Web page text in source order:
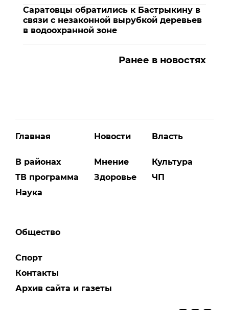
Саратовцы обратились к Бастрыкину в
связи с незаконной вырубкой деревьев
в водоохранной зоне
Ранее в новостях
Главная
В районах
ТВ программа
Наука
Новости
Мнение
Здоровье
Власть
Культура
ЧП
Общество
Спорт
Контакты
Архив сайта и газеты